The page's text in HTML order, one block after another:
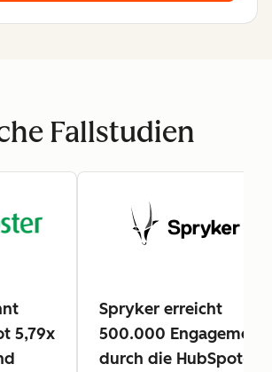
Fallstudien
5,79x
Spryker erreicht
500.000 Engagements
durch die HubSpot-